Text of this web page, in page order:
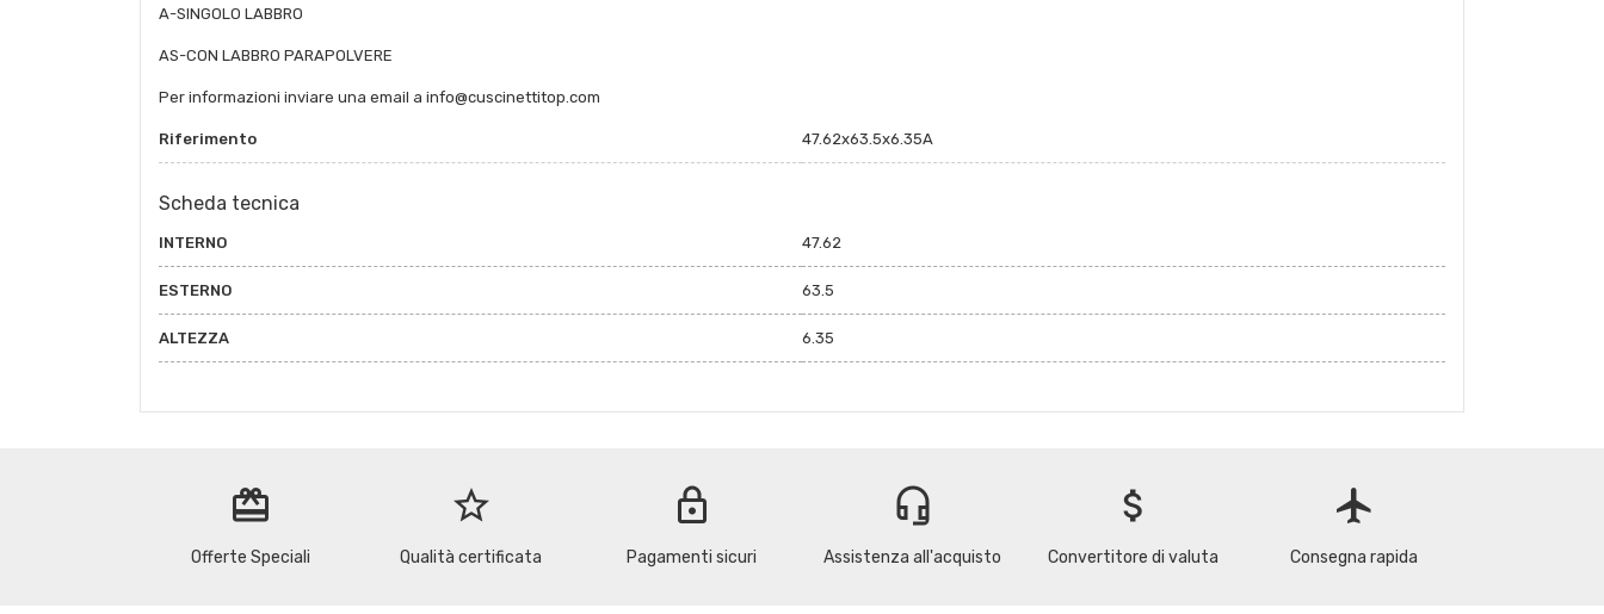
A-SINGOLO LABBRO
AS-CON LABBRO PARAPOLVERE
Per informazioni inviare una email a info@cuscinettitop.com
Riferimento 47.62x63.5x6.35A
Scheda tecnica
INTERNO 47.62
ESTERNO 63.5
ALTEZZA 6.35
redeem
Offerte Speciali
star_border
Qualità certificata
lock
Pagamenti sicuri
headset_mic
Assistenza all'acquisto
attach_money
Convertitore di valuta
flight
Consegna rapida